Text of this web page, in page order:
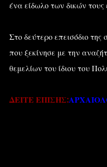
ένα είδωλο των δικών τους
Στο δεύτερο επεισόδιο της
που ξεκίνησε με την
θεμελίων του ίδιου του
ΔΕΙΤΕ ΕΠΙΣΗΣ: